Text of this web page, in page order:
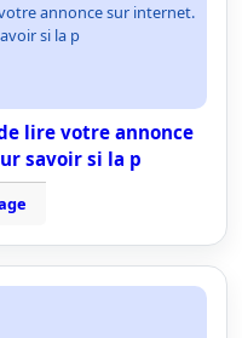
annonce sur internet.
si la p
lire votre annonce
savoir si la p